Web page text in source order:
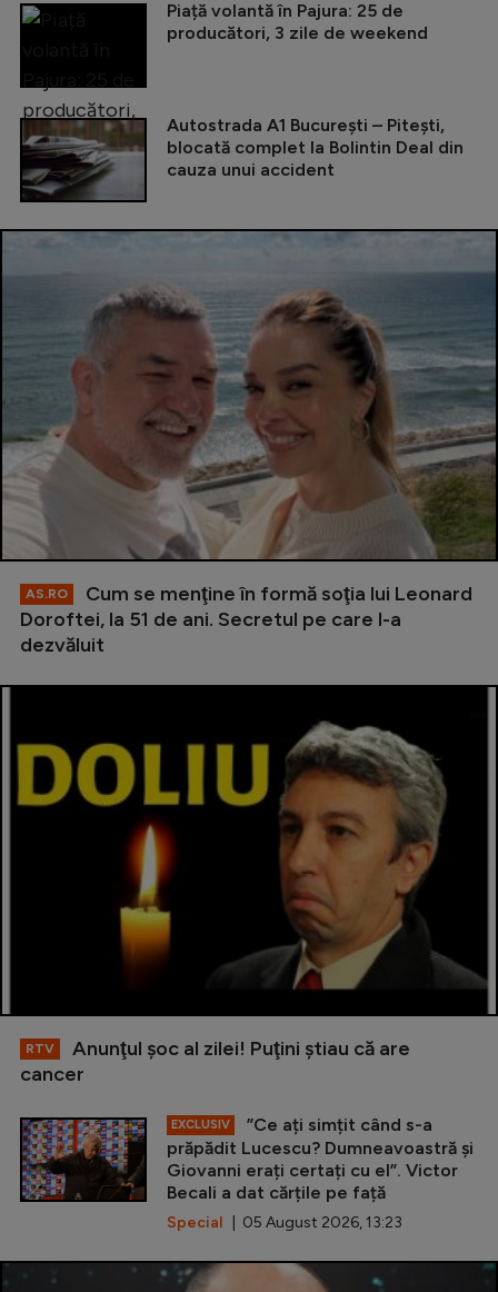
Piață volantă în Pajura: 25 de
producători, 3 zile de weekend
Autostrada A1 București – Pitești,
blocată complet la Bolintin Deal din
cauza unui accident
AS.RO
Cum se menţine în formă soţia lui Leonard
Doroftei, la 51 de ani. Secretul pe care l-a
dezvăluit
RTV
Anunţul şoc al zilei! Puţini ştiau că are
cancer
EXCLUSIV
”Ce ați simțit când s-a
prăpădit Lucescu? Dumneavoastră și
Giovanni erați certați cu el”. Victor
Becali a dat cărțile pe față
Special | 05 August 2026, 13:23